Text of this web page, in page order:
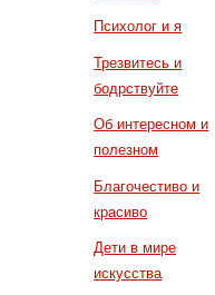
Психолог и я
Трезвитесь и
бодрствуйте
Об интересном и
полезном
Благочестиво и
красиво
Дети в мире
искусства